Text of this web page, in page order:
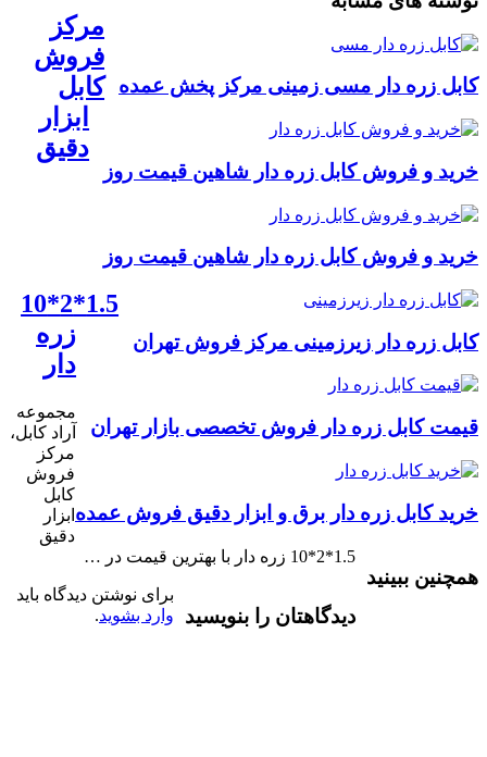
کابل زره دار مسی زمینی مرکز پخش عمده
خرید و فروش کابل زره دار شاهین قیمت روز
خرید و فروش کابل زره دار شاهین قیمت روز
کابل زره دار زیرزمینی مرکز فروش تهران
قیمت کابل زره دار فروش تخصصی بازار تهران
خرید کابل زره دار برق و ابزار دقیق فروش عمده
همچنین ببینید
مرکز
فروش
کابل
ابزار
دقیق
1.5*2*10
زره
دار
مجموعه
آراد کابل،
مرکز
فروش
کابل
ابزار
دقیق
1.5*2*10 زره دار با بهترین قیمت در …
دیدگاهتان را بنویسید
برای نوشتن دیدگاه باید
وارد بشوید.